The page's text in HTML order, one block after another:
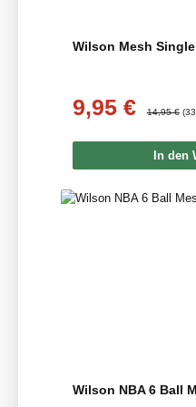
Wilson Mesh
Verkaufspreis:
9,95 € Regulärer
14,95 €
In den
Wilson NBA 6 Ball